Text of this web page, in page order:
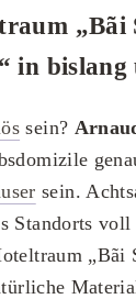
„Bãi
in
sein?
sein.
Standorts
„Bãi